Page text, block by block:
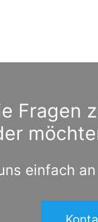
Fragen
einfach